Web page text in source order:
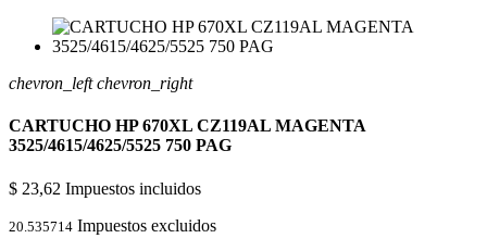
chevron_left chevron_right
CARTUCHO HP 670XL CZ119AL MAGENTA
3525/4615/4625/5525 750 PAG
$ 23,62 Impuestos incluidos
20.535714 Impuestos excluidos